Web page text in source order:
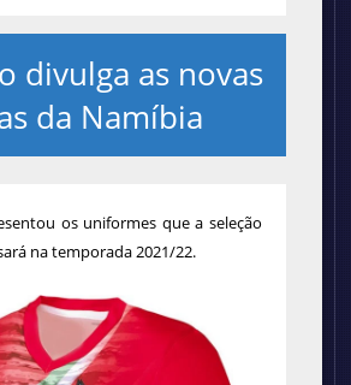
divulga as novas
da Namíbia
os uniformes que a seleção
na temporada 2021/22.